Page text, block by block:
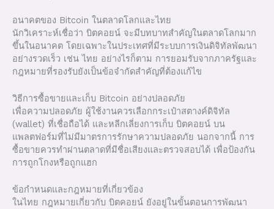
อนาคตของ Bitcoin ในตลาดโลกและไทย
นักวิเคราะห์เชื่อว่า บิตคอยน์ จะมีบทบาทสำคัญในตลาดโลกมาก
ขึ้นในอนาคต โดยเฉพาะในประเทศที่มีระบบการเงินดิจิทัลพัฒนา
อย่างรวดเร็ว เช่น ไทย อย่างไรก็ตาม การยอมรับจากภาครัฐและ
กฎหมายที่รองรับยังเป็นข้อจำกัดสำคัญที่ต้องแก้ไข
วิธีการซื้อขายและเก็บ Bitcoin อย่างปลอดภัย
เพื่อความปลอดภัย ผู้ใช้งานควรเลือกกระเป๋าสตางค์ดิจิทัล
(wallet) ที่เชื่อถือได้ และหลีกเลี่ยงการเก็บ บิตคอยน์ บน
แพลตฟอร์มที่ไม่มีมาตรการรักษาความปลอดภัย นอกจากนี้ การ
ซื้อขายควรทำผ่านตลาดที่มีชื่อเสียงและตรวจสอบได้ เพื่อป้องกัน
การถูกโกงหรือถูกแฮก
ข้อกำหนดและกฎหมายที่เกี่ยวข้อง
ในไทย กฎหมายเกี่ยวกับ บิตคอยน์ ยังอยู่ในขั้นตอนการพัฒนา